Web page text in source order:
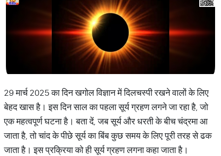
29 मार्च 2025 का दिन खगोल विज्ञान में दिलचस्पी रखने वालों के लिए
बेहद खास है। इस दिन साल का पहला सूर्य ग्रहण लगने जा रहा है, जो
एक महत्वपूर्ण घटना है। बता दें, जब सूर्य और धरती के बीच चंद्रमा आ
जाता है, तो चांद के पीछे सूर्य का बिंब कुछ समय के लिए पूरी तरह से ढक
जाता है। इस प्रक्रिया को ही सूर्य ग्रहण लगना कहा जाता है।